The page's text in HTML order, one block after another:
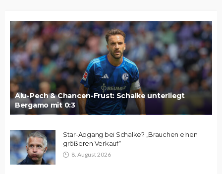
Alu-Pech & Chancen-Frust: Schalke unterliegt
Bergamo mit 0:3
Star-Abgang bei Schalke? „Brauchen einen
größeren Verkauf“
8. August 2026